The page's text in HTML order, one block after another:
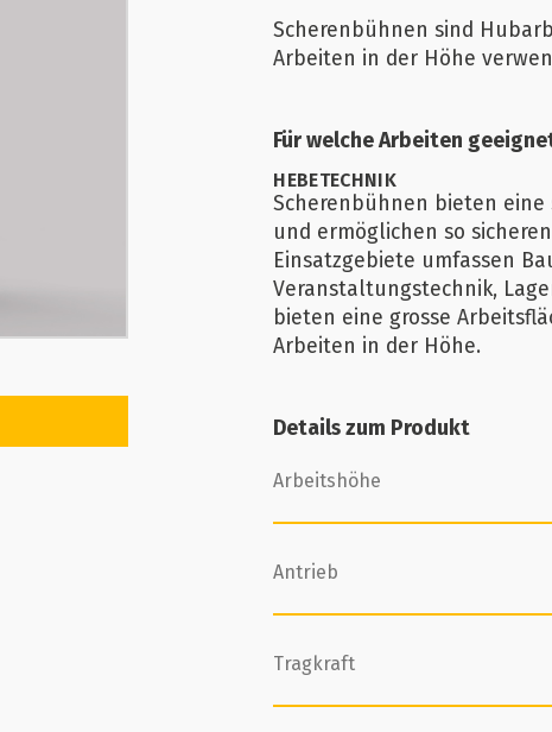
Scherenbühnen sind
Arbeiten in der Höhe
Für welche Arbeiten
HEBETECHNIK
Scherenbühnen bieten
und ermöglichen so
Einsatzgebiete umfassen
Veranstaltungstechnik,
bieten eine grosse
Arbeiten in der Höhe.
Details zum Produkt
Arbeitshöhe
Antrieb
Tragkraft